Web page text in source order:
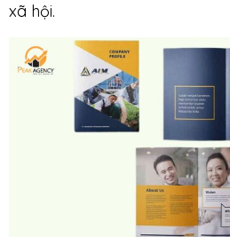
xã hội.